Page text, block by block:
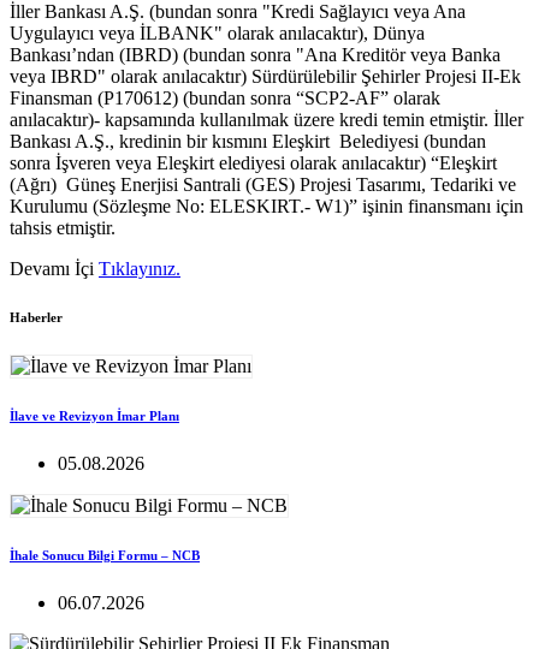
İller Bankası A.Ş. (bundan sonra "Kredi Sağlayıcı veya Ana
Uygulayıcı veya İLBANK" olarak anılacaktır), Dünya
Bankası’ndan (IBRD) (bundan sonra "Ana Kreditör veya Banka
veya IBRD" olarak anılacaktır) Sürdürülebilir Şehirler Projesi II-Ek
Finansman (P170612) (bundan sonra “SCP2-AF” olarak
anılacaktır)- kapsamında kullanılmak üzere kredi temin etmiştir. İller
Bankası A.Ş., kredinin bir kısmını Eleşkirt Belediyesi (bundan
sonra İşveren veya Eleşkirt elediyesi olarak anılacaktır) “Eleşkirt
(Ağrı) Güneş Enerjisi Santrali (GES) Projesi Tasarımı, Tedariki ve
Kurulumu (Sözleşme No: ELESKIRT.- W1)” işinin finansmanı için
tahsis etmiştir.
Devamı İçi Tıklayınız.
Haberler
İlave ve Revizyon İmar Planı
05.08.2026
İhale Sonucu Bilgi Formu – NCB
06.07.2026